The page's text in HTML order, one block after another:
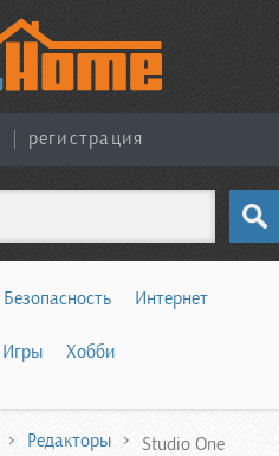
регистрация
Безопасность Интернет
Игры Хобби
Редакторы Studio One